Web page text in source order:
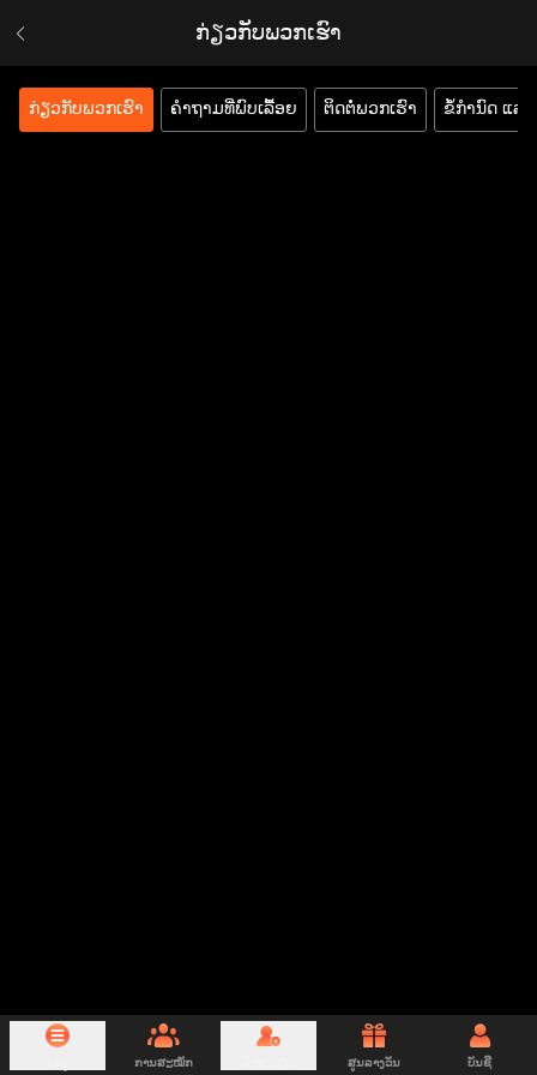
ກ່ຽວກັບພວກເຮົາ
ກ່ຽວກັບພວກເຮົາ ຄຳຖາມທີ່ພົບເລື້ອຍ ຕິດຕໍ່ພວກເຮົາ ຂໍ້ກຳນົດ ແລະ
ການສະໝັກ ສູນລາງວັນ ບັນຊີ